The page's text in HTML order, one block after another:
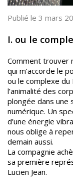
Publié le 3 mars
I. ou le
Comment trouver
qui m’accorde le
ou le complexe du
l’animalité des
plongée dans une
numérique. Un
d’une énergie
nous oblige à
demain aussi.
La compagnie
sa première
Lucien Jean.